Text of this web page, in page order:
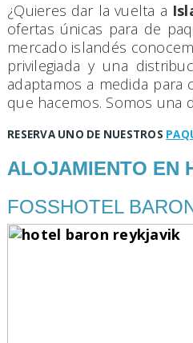
¿Quieres dar la vuelta a
ofertas únicas para de
mercado islandés
privilegiada y una
adaptamos a medida para
que hacemos. Somos una
RESERVA UNO DE NUESTROS
ALOJAMIENTO EN
FOSSHOTEL